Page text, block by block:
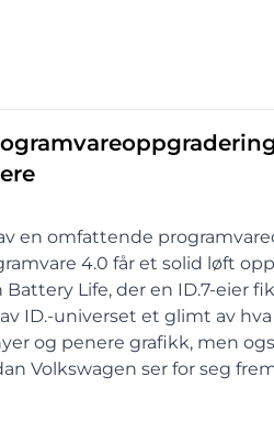
en omfattende
4.0 får et solid løft
Life, der en ID.7-eier
ID.-universet et glimt av
og penere grafikk, men
Volkswagen ser for seg